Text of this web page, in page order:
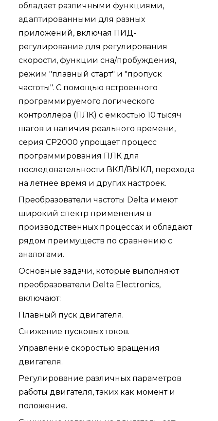
обладает различными функциями,
адаптированными для разных
приложений, включая ПИД-
регулирование для регулирования
скорости, функции сна/пробуждения,
режим "плавный старт" и "пропуск
частоты". С помощью встроенного
программируемого логического
контроллера (ПЛК) с емкостью 10 тысяч
шагов и наличия реального времени,
серия CP2000 упрощает процесс
программирования ПЛК для
последовательности ВКЛ/ВЫКЛ, перехода
на летнее время и других настроек.
Преобразователи частоты Delta имеют
широкий спектр применения в
производственных процессах и обладают
рядом преимуществ по сравнению с
аналогами.
Основные задачи, которые выполняют
преобразователи Delta Electronics,
включают:
Плавный пуск двигателя.
Снижение пусковых токов.
Управление скоростью вращения
двигателя.
Регулирование различных параметров
работы двигателя, таких как момент и
положение.